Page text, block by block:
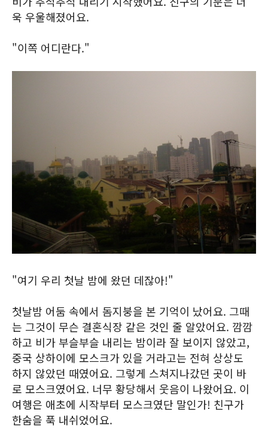
욱 우울해졌어요.
"이쪽 어디란다."
"여기 우리 첫날 밤에 왔던 데잖아!"
첫날밤 어둠 속에서 돔지붕을 본 기억이 났어요. 그때
는 그것이 무슨 결혼식장 같은 것인 줄 알았어요. 깜깜
하고 비가 부슬부슬 내리는 밤이라 잘 보이지 않았고,
중국 상하이에 모스크가 있을 거라고는 전혀 상상도
하지 않았던 때였어요. 그렇게 스쳐지나갔던 곳이 바
로 모스크였어요. 너무 황당해서 웃음이 나왔어요. 이
여행은 애초에 시작부터 모스크였단 말인가! 친구가
한숨을 푹 내쉬었어요.